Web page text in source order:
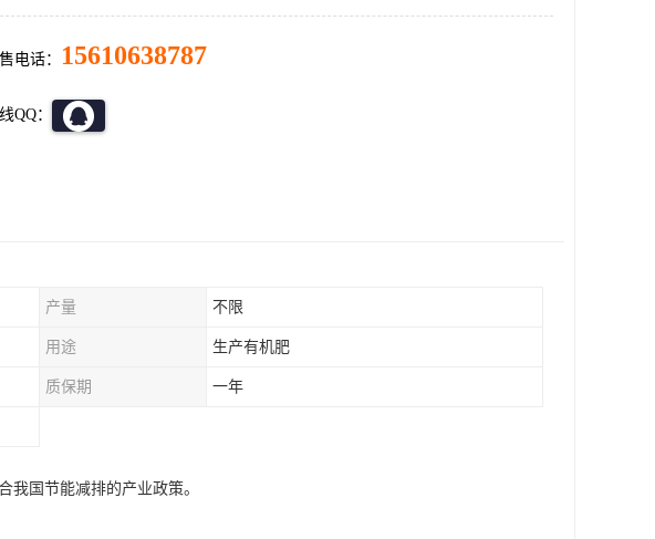
电话： 15610638787
QQ：
产量 不限
用途 生产有机肥
质保期 一年
我国节能减排的产业政策。